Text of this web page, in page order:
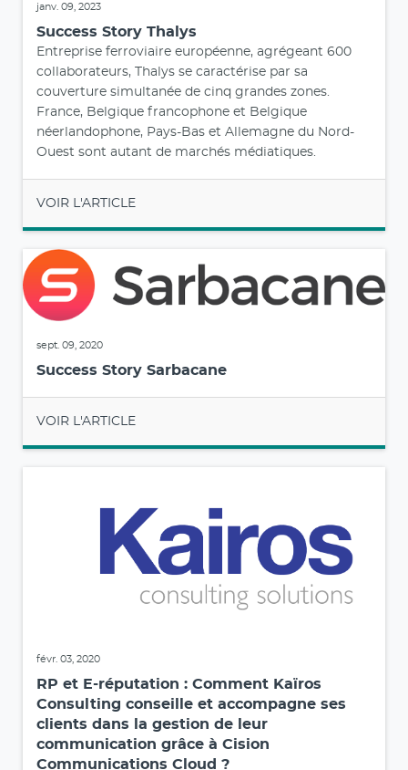
janv. 09, 2023
Success Story Thalys
Entreprise ferroviaire européenne, agrégeant 600
collaborateurs, Thalys se caractérise par sa
couverture simultanée de cinq grandes zones.
France, Belgique francophone et Belgique
néerlandophone, Pays-Bas et Allemagne du Nord-
Ouest sont autant de marchés médiatiques.
VOIR L'ARTICLE
sept. 09, 2020
Success Story Sarbacane
VOIR L'ARTICLE
févr. 03, 2020
RP et E-réputation : Comment Kaïros
Consulting conseille et accompagne ses
clients dans la gestion de leur
communication grâce à Cision
Communications Cloud ?